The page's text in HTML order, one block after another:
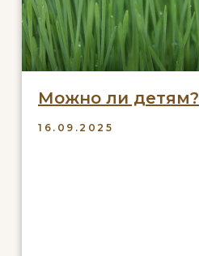
Можно ли детям?
16.09.2025